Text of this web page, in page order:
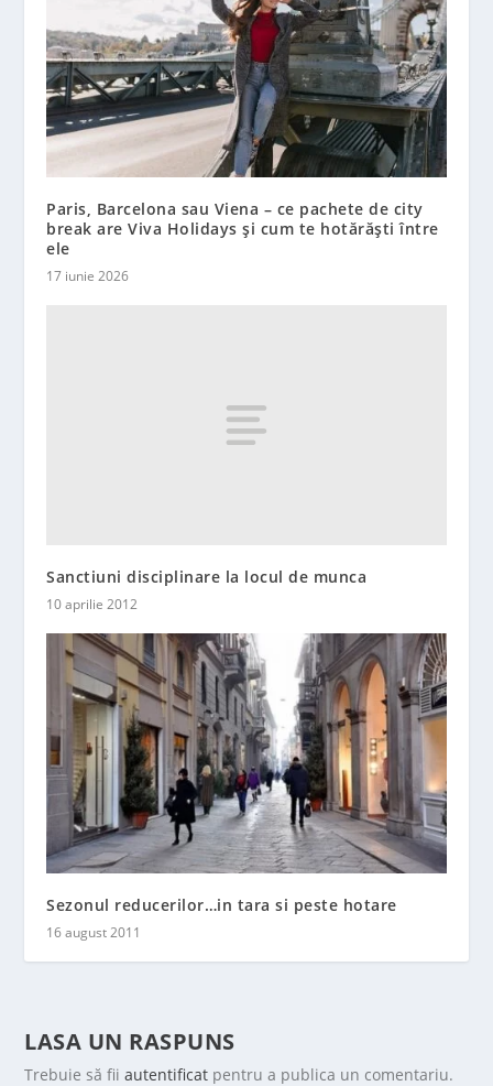
Paris, Barcelona sau Viena – ce pachete de city
break are Viva Holidays și cum te hotărăști între
ele
17 iunie 2026
Sanctiuni disciplinare la locul de munca
10 aprilie 2012
Sezonul reducerilor…in tara si peste hotare
16 august 2011
LASA UN RASPUNS
Trebuie să fiiautentificat pentru a publica un comentariu.